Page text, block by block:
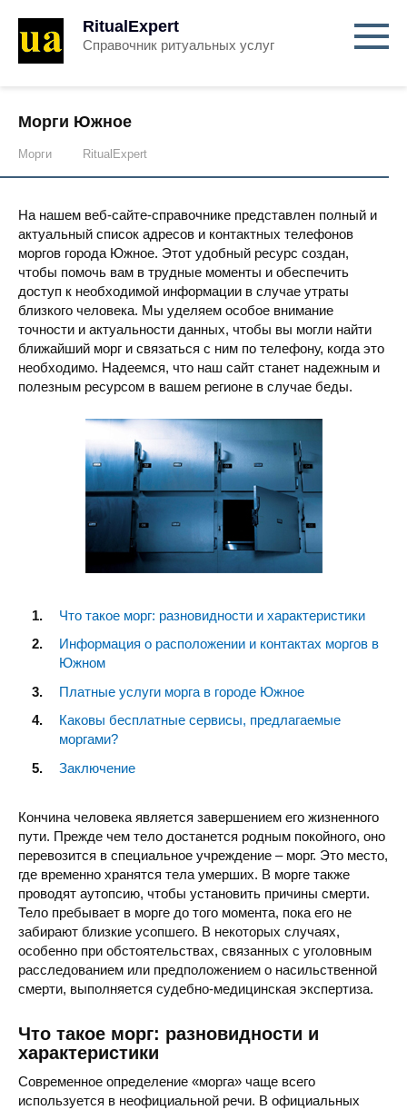
RitualExpert
Справочник ритуальных услуг
Морги Южное
Морги RitualExpert
На нашем веб-сайте-справочнике представлен полный и
актуальный список адресов и контактных телефонов
моргов города Южное. Этот удобный ресурс создан,
чтобы помочь вам в трудные моменты и обеспечить
доступ к необходимой информации в случае утраты
близкого человека. Мы уделяем особое внимание
точности и актуальности данных, чтобы вы могли найти
ближайший морг и связаться с ним по телефону, когда это
необходимо. Надеемся, что наш сайт станет надежным и
полезным ресурсом в вашем регионе в случае беды.
Что такое морг: разновидности и характеристики
Информация о расположении и контактах моргов в
Южном
Платные услуги морга в городе Южное
Каковы бесплатные сервисы, предлагаемые
моргами?
Заключение
Кончина человека является завершением его жизненного
пути. Прежде чем тело достанется родным покойного, оно
перевозится в специальное учреждение – морг. Это место,
где временно хранятся тела умерших. В морге также
проводят аутопсию, чтобы установить причины смерти.
Тело пребывает в морге до того момента, пока его не
забирают близкие усопшего. В некоторых случаях,
особенно при обстоятельствах, связанных с уголовным
расследованием или предположением о насильственной
смерти, выполняется судебно-медицинская экспертиза.
Что такое морг: разновидности и
характеристики
Современное определение «морга» чаще всего
используется в неофициальной речи. В официальных